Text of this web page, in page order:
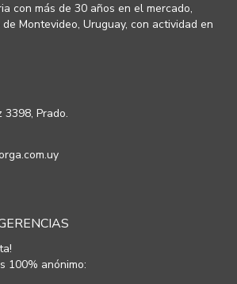
con más de 30 años en el mercado,
Montevideo, Uruguay, con actividad en
3398, Prado.
100% anónimo: